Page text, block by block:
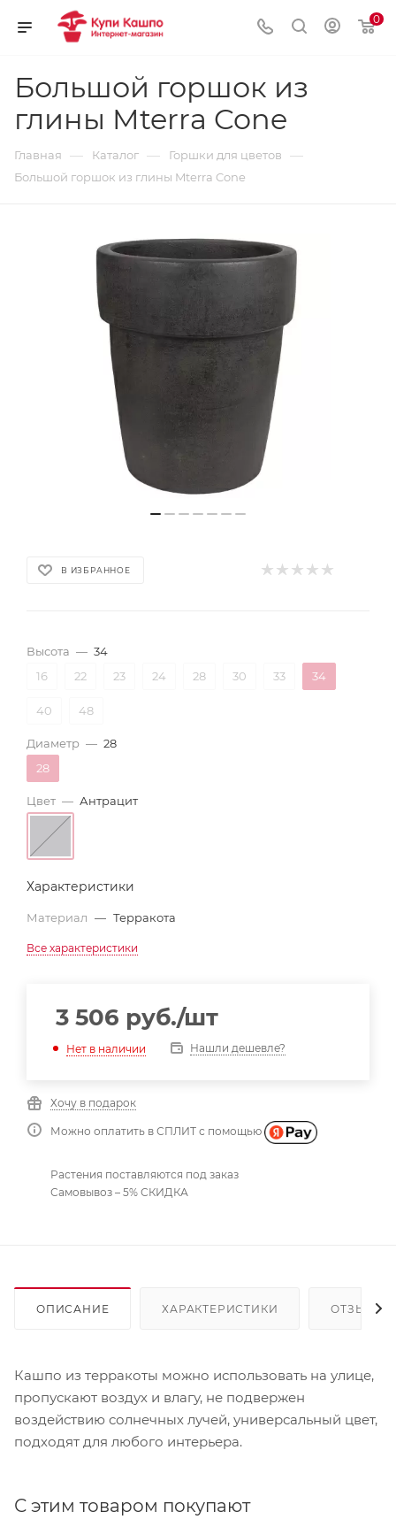
0
Большой горшок из
глины Mterra Cone
Главная — Каталог — Горшки для цветов —
Большой горшок из глины Mterra Cone
В ИЗБРАННОЕ
Высота — 34
16
22 23 24 28 30 33 34
40 48
Диаметр — 28
28
Цвет — Антрацит
Характеристики
Материал — Терракота
Все характеристики
3 506 руб./шт
Нет в наличии Нашли дешевле?
Хочу в подарок
Можно оплатить в СПЛИТ с помощью
Растения поставляются под заказ
Самовывоз – 5% СКИДКА
ОПИСАНИЕ ХАРАКТЕРИСТИКИ ОТЗЫВЫ
Кашпо из терракоты можно использовать на улице,
пропускают воздух и влагу, не подвержен
воздействию солнечных лучей, универсальный цвет,
подходят для любого интерьера.
С этим товаром покупают